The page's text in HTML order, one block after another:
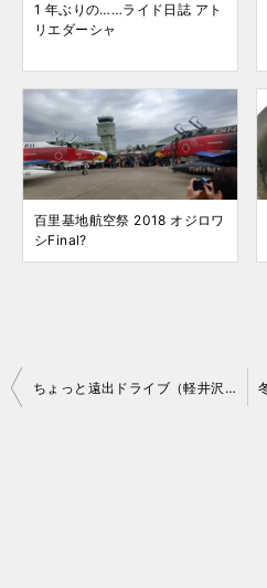
1 年ぶりの……ライド日誌 アト
リエダーシャ
百里基地航空祭 2018 オジロワ
シFinal?
投
ちょっと遠出ドライブ（軽井沢・碓氷峠・玉川温泉）